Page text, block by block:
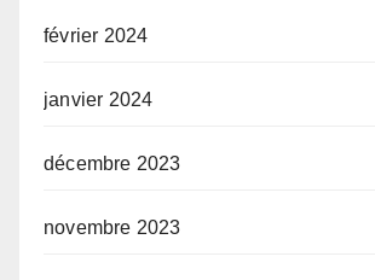
février 2024
janvier 2024
décembre 2023
novembre 2023